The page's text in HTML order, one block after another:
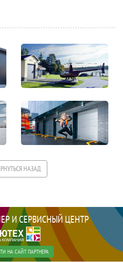
НАЗАД
И СЕРВИСНЫЙ ЦЕНТР
НА САЙТ ПАРТНЕРА